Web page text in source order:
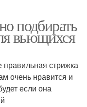
подбирать
вьющихся
стрижка
очень нравится и
если она